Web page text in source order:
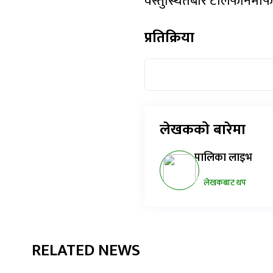
प्रतिक्रिया
लेखकको बारेमा
पालिका लाइभ
लेखकबाट थप
RELATED NEWS